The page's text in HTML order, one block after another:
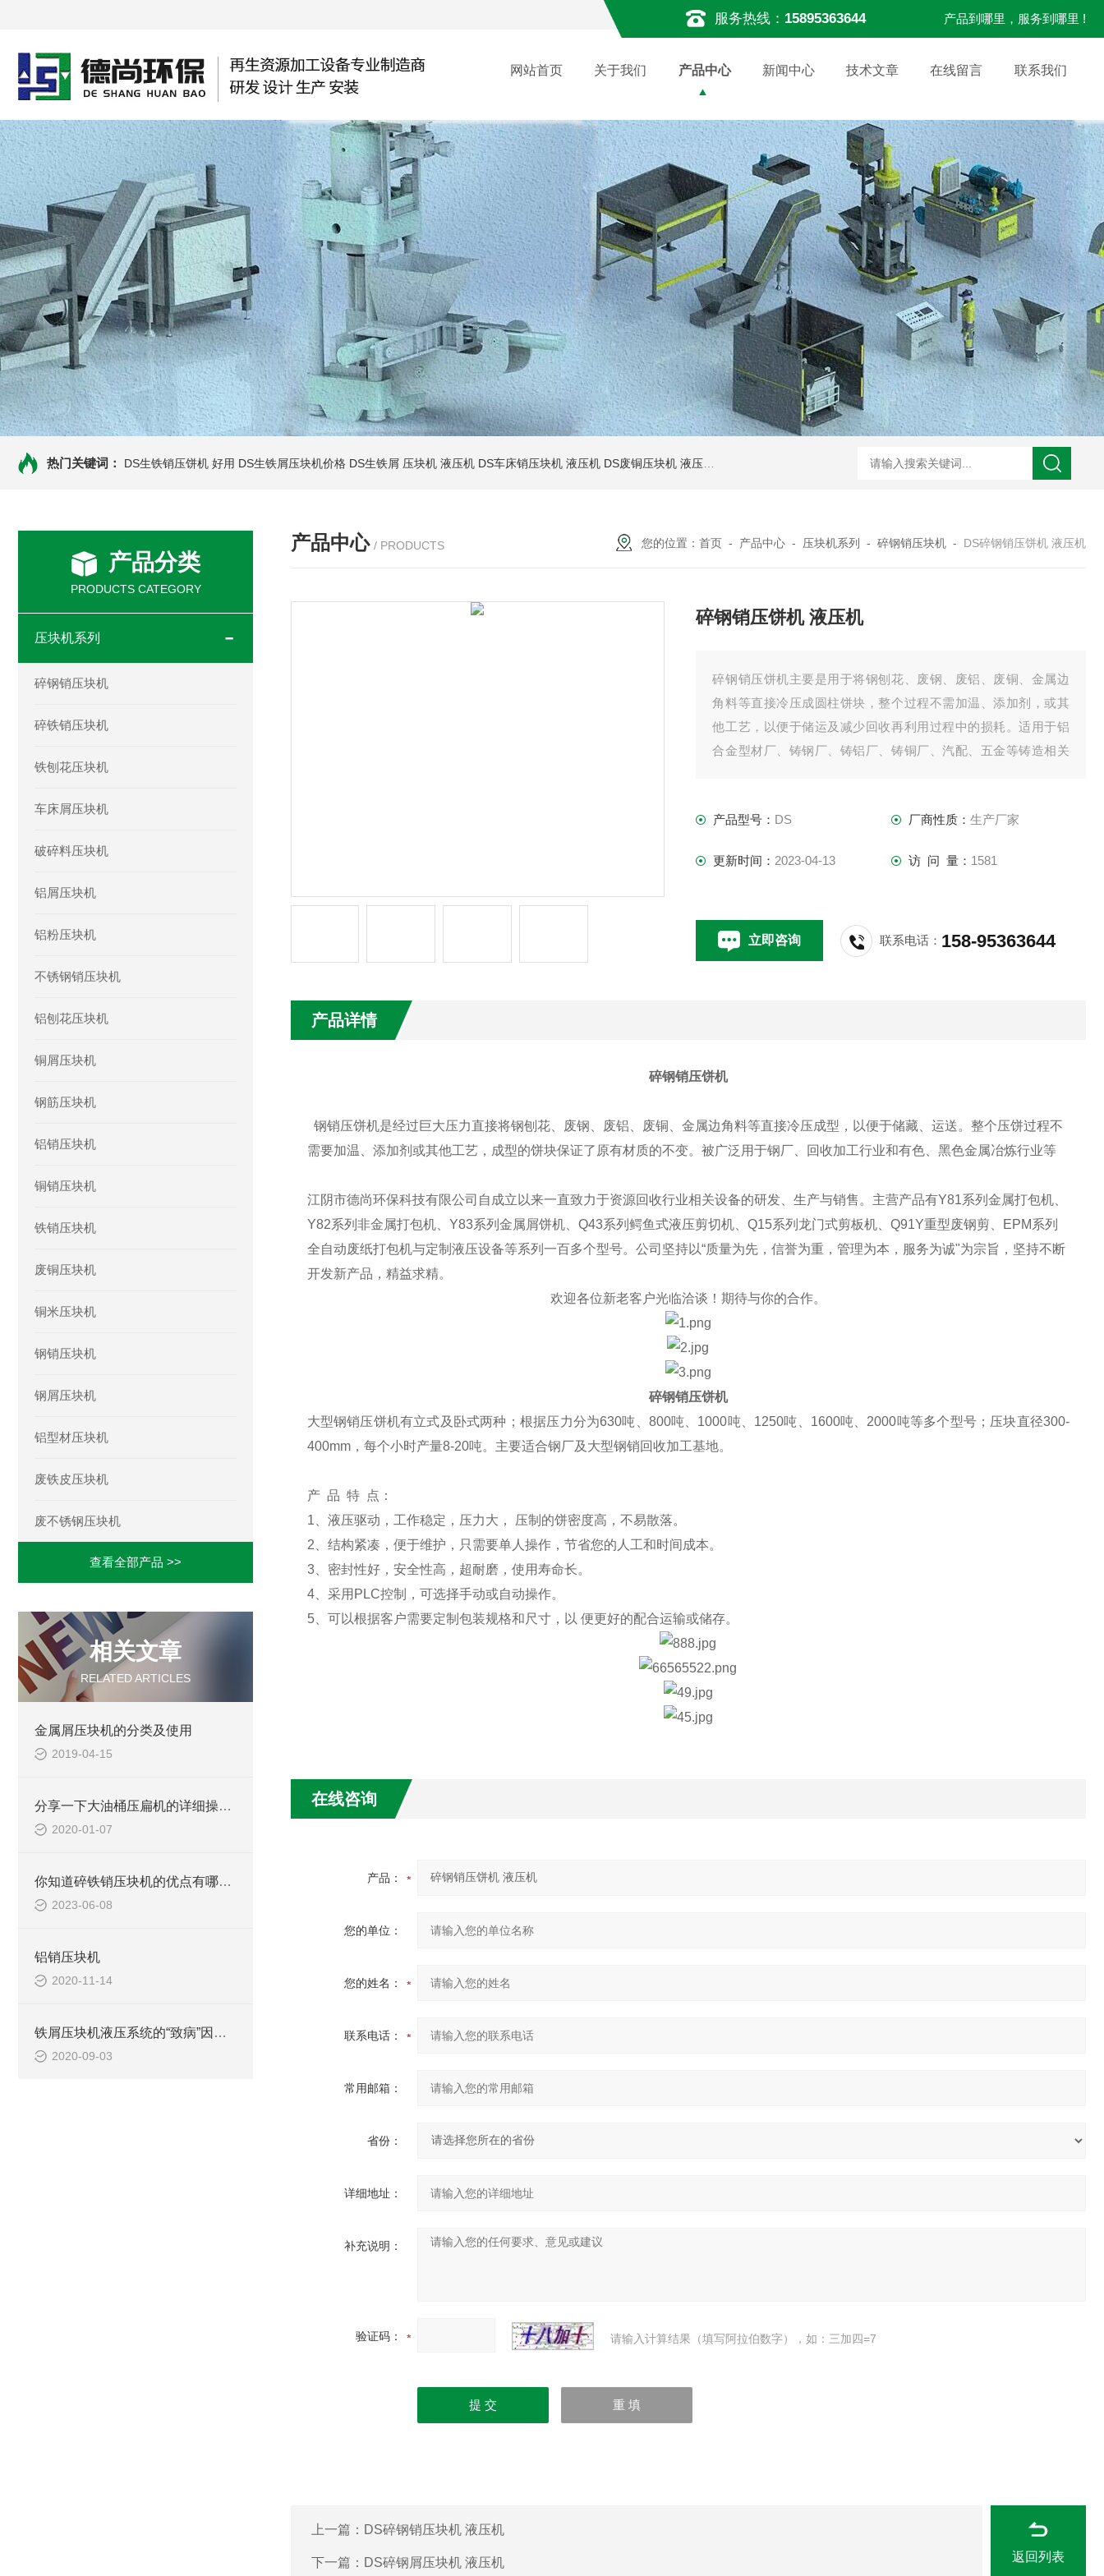
服务热线： 15895363644 产品到哪里，服务到哪里 !
网站首页 关于我们 产品中心 新闻中心 技术文章 在线留言 联系我们
热门关键词： DS生铁销压饼机 好用 DS生铁屑压块机价格 DS生铁屑 压块机 液压机 DS车床销压块机 液压机 DS废铜压块机 液压机 DS冲压件打包机 液压机 DS铁刨花压块机 液压机
产品分类
PRODUCTS CATEGORY
压块机系列
碎钢销压块机
碎铁销压块机
铁刨花压块机
车床屑压块机
破碎料压块机
铝屑压块机
铝粉压块机
不锈钢销压块机
铝刨花压块机
铜屑压块机
钢筋压块机
铝销压块机
铜销压块机
铁销压块机
废铜压块机
铜米压块机
钢销压块机
钢屑压块机
铝型材压块机
废铁皮压块机
废不锈钢压块机
查看全部产品 >>
相关文章
RELATED ARTICLES
金属屑压块机的分类及使用
2019-04-15
分享一下大油桶压扁机的详细操作说明
2020-01-07
你知道碎铁销压块机的优点有哪些吗？
2023-06-08
铝销压块机
2020-11-14
铁屑压块机液压系统的“致病”因素有哪些？
2020-09-03
产品中心 / PRODUCTS 您的位置： 首页 - 产品中心 - 压块机系列 - 碎钢销压块机 - DS碎钢销压饼机 液压机
碎钢销压饼机 液压机
碎钢销压饼机主要是用于将钢刨花、废钢、废铝、废铜、金属边
角料等直接冷压成圆柱饼块，整个过程不需加温、添加剂，或其
他工艺，以便于储运及减少回收再利用过程中的损耗。适用于铝
合金型材厂、铸钢厂、铸铝厂、铸铜厂、汽配、五金等铸造相关
产品型号： DS 厂商性质： 生产厂家
更新时间： 2023-04-13 访 问 量： 1581
立即咨询 联系电话： 158-95363644
产品详情
碎钢销压饼机
钢销压饼机是经过巨大压力直接将钢刨花、废钢、废铝、废铜、金属边角料等直接冷压成型，以便于储藏、运送。整个压饼过程不
需要加温、添加剂或其他工艺，成型的饼块保证了原有材质的不变。被广泛用于钢厂、回收加工行业和有色、黑色金属冶炼行业等
江阴市德尚环保科技有限公司自成立以来一直致力于资源回收行业相关设备的研发、生产与销售。主营产品有Y81系列金属打包机、
Y82系列非金属打包机、Y83系列金属屑饼机、Q43系列鳄鱼式液压剪切机、Q15系列龙门式剪板机、Q91Y重型废钢剪、EPM系列
全自动废纸打包机与定制液压设备等系列一百多个型号。公司坚持以“质量为先，信誉为重，管理为本，服务为诚"为宗旨，坚持不断
开发新产品，精益求精。
欢迎各位新老客户光临洽谈！期待与你的合作。
碎钢销压饼机
大型钢销压饼机有立式及卧式两种；根据压力分为630吨、800吨、1000吨、1250吨、1600吨、2000吨等多个型号；压块直径300-
400mm，每个小时产量8-20吨。主要适合钢厂及大型钢销回收加工基地。
产 品 特 点：
1、液压驱动，工作稳定，压力大， 压制的饼密度高，不易散落。
2、结构紧凑，便于维护，只需要单人操作，节省您的人工和时间成本。
3、密封性好，安全性高，超耐磨，使用寿命长。
4、采用PLC控制，可选择手动或自动操作。
5、可以根据客户需要定制包装规格和尺寸，以 便更好的配合运输或储存。
在线咨询
产品：
您的单位：
您的姓名：
联系电话：
常用邮箱：
省份：
详细地址：
补充说明：
验证码： 请输入计算结果（填写阿拉伯数字），如：三加四=7
上一篇： DS碎钢销压块机 液压机
下一篇： DS碎钢屑压块机 液压机 返回列表